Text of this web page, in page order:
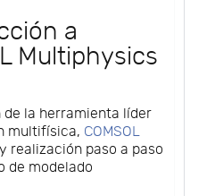
a
Multiphysics
de la herramienta líder
multifísica, COMSOL
y realización paso a paso
de modelado